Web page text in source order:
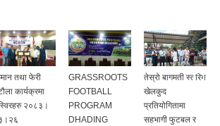
तथा फेरी
कार्यक्रमा
२०८३।
GRASSROOTS
FOOTBALL
PROGRAM
DHADING
तेस्रो बागमती स्तरिय
खेलकुद
प्रतियोगितामा
सहभागी फुटबल र